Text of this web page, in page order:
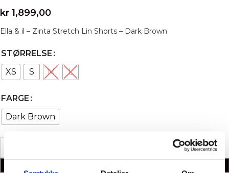
kr 1,899,00
Ella & il – Zinta Stretch Lin Shorts – Dark Brown
STØRRELSE
XS
S M L
FARGE
Dark Brown